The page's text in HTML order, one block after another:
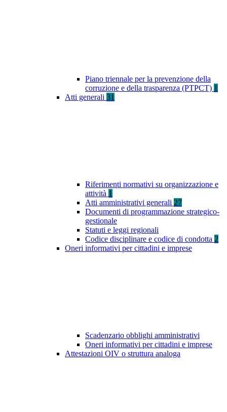
Piano triennale per la prevenzione della
corruzione e della trasparenza (PTPCT) 1
Atti generali 31
Riferimenti normativi su organizzazione e
attività 1
Atti amministrativi generali 27
Documenti di programmazione strategico-
gestionale
Statuti e leggi regionali
Codice disciplinare e codice di condotta 2
Oneri informativi per cittadini e imprese
Scadenzario obblighi amministrativi
Oneri informativi per cittadini e imprese
Attestazioni OIV o struttura analoga